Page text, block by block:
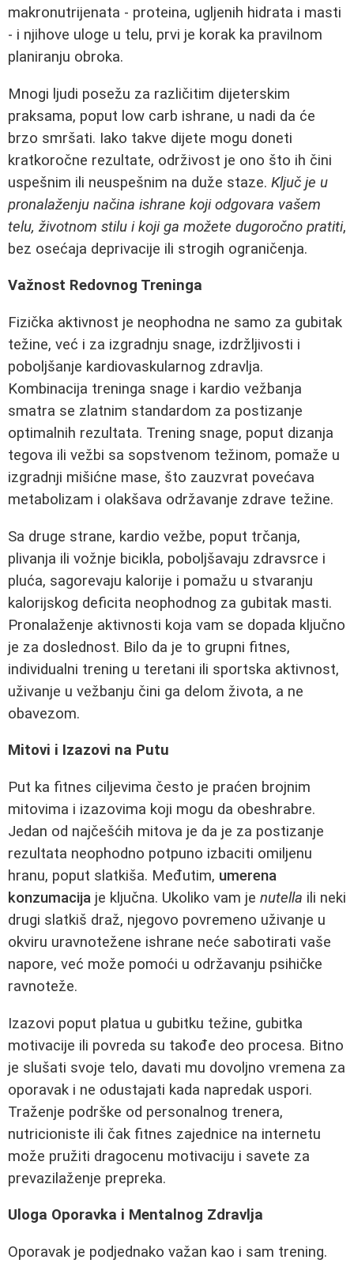
makronutrijenata - proteina, ugljenih hidrata i masti
- i njihove uloge u telu, prvi je korak ka pravilnom
planiranju obroka.
Mnogi ljudi posežu za različitim dijeterskim
praksama, poput low carb ishrane, u nadi da će
brzo smršati. Iako takve dijete mogu doneti
kratkoročne rezultate, održivost je ono što ih čini
uspešnim ili neuspešnim na duže staze. Ključ je u
pronalaženju načina ishrane koji odgovara vašem
telu, životnom stilu i koji ga možete dugoročno pratiti,
bez osećaja deprivacije ili strogih ograničenja.
Važnost Redovnog Treninga
Fizička aktivnost je neophodna ne samo za gubitak
težine, već i za izgradnju snage, izdržljivosti i
poboljšanje kardiovaskularnog zdravlja.
Kombinacija treninga snage i kardio vežbanja
smatra se zlatnim standardom za postizanje
optimalnih rezultata. Trening snage, poput dizanja
tegova ili vežbi sa sopstvenom težinom, pomaže u
izgradnji mišićne mase, što zauzvrat povećava
metabolizam i olakšava održavanje zdrave težine.
Sa druge strane, kardio vežbe, poput trčanja,
plivanja ili vožnje bicikla, poboljšavaju zdravsrce i
pluća, sagorevaju kalorije i pomažu u stvaranju
kalorijskog deficita neophodnog za gubitak masti.
Pronalaženje aktivnosti koja vam se dopada ključno
je za doslednost. Bilo da je to grupni fitnes,
individualni trening u teretani ili sportska aktivnost,
uživanje u vežbanju čini ga delom života, a ne
obavezom.
Mitovi i Izazovi na Putu
Put ka fitnes ciljevima često je praćen brojnim
mitovima i izazovima koji mogu da obeshrabre.
Jedan od najčešćih mitova je da je za postizanje
rezultata neophodno potpuno izbaciti omiljenu
hranu, poput slatkiša. Međutim, umerena
konzumacija je ključna. Ukoliko vam je nutella ili neki
drugi slatkiš draž, njegovo povremeno uživanje u
okviru uravnotežene ishrane neće sabotirati vaše
napore, već može pomoći u održavanju psihičke
ravnoteže.
Izazovi poput platua u gubitku težine, gubitka
motivacije ili povreda su takođe deo procesa. Bitno
je slušati svoje telo, davati mu dovoljno vremena za
oporavak i ne odustajati kada napredak uspori.
Traženje podrške od personalnog trenera,
nutricioniste ili čak fitnes zajednice na internetu
može pružiti dragocenu motivaciju i savete za
prevazilaženje prepreka.
Uloga Oporavka i Mentalnog Zdravlja
Oporavak je podjednako važan kao i sam trening.